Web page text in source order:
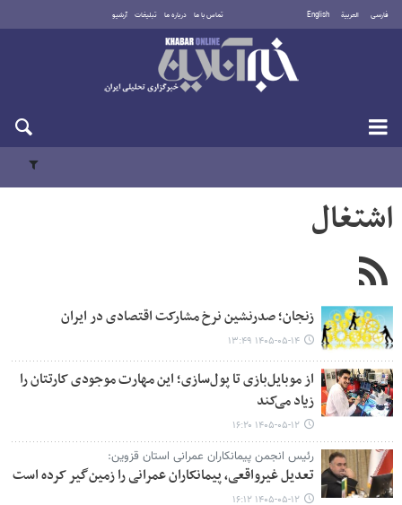
فارسی العربية English تماس با ما درباره ما تبلیغات آرشیو
یکشنبه ۱۸ مرداد ۱۴۰۵
اشتغال
زنجان؛ صدرنشین نرخ مشارکت اقتصادی در ایران
۱۴۰۵-۰۵-۱۴ ۱۳:۴۹
از موبایل‌بازی تا پول‌سازی؛ این مهارت موجودی کارتتان را
زیاد می‌کند
۱۴۰۵-۰۵-۱۲ ۱۶:۲۰
رئیس انجمن پیمانکاران عمرانی استان قزوین:
تعدیل غیرواقعی، پیمانکاران عمرانی را زمین‌گیر کرده است
۱۴۰۵-۰۵-۱۲ ۱۶:۱۲